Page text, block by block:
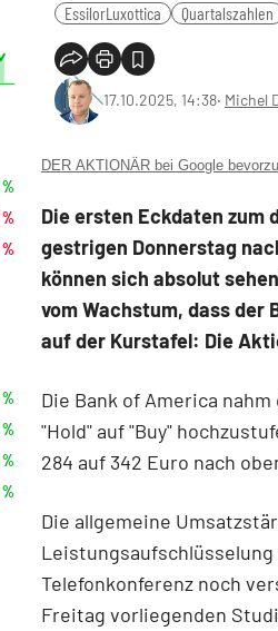
EssilorLuxottica Quartalszahlen
17.10.2025, 14:38‧ Michel
DER AKTIONÄR bei Google
Die ersten Eckdaten zum
gestrigen Donnerstag
können sich absolut
vom Wachstum, dass der
auf der Kurstafel: Die
Die Bank of America
"Hold" auf "Buy"
284 auf 342 Euro nach
Die allgemeine
Telefonkonferenz noch
Freitag vorliegenden
%
%
%
%
%
%
%